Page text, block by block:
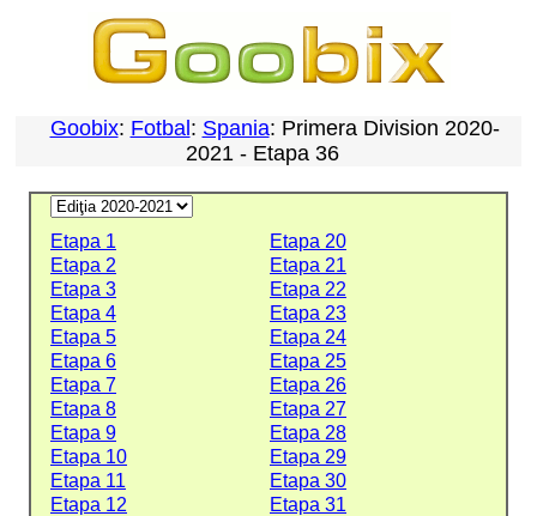
Goobix: Fotbal : Spania: Primera Division 2020-
2021 - Etapa 36
Etapa 1
Etapa 20
Etapa 2
Etapa 21
Etapa 3
Etapa 22
Etapa 4
Etapa 23
Etapa 5
Etapa 24
Etapa 6
Etapa 25
Etapa 7
Etapa 26
Etapa 8
Etapa 27
Etapa 9
Etapa 28
Etapa 10
Etapa 29
Etapa 11
Etapa 30
Etapa 12
Etapa 31